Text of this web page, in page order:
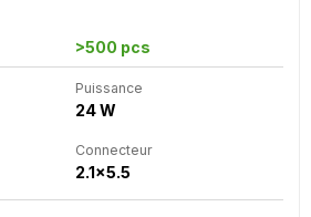
>500 pcs
Puissance
24 W
Connecteur
2.1x5.5